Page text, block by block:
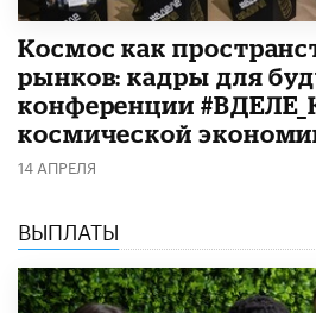
Космос как
рынков: кадры для
конференции
космической
14 АПРЕЛЯ
ВЫПЛАТЫ